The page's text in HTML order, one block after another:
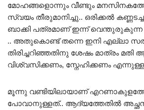
മോഹങ്ങളൊന്നും വീണ്ടും
സ്വയം തീരുമാനിച്ചു.. ഒരിക്കൽ
ബാക്കി പത്രമാണ് ഇന്ന് വെന്തുരുകുന്ന
.. അതുകൊണ്ട് തന്നെ ഇനി എല്ലാ
തിരിച്ചറിഞ്ഞതിനു ശേഷം മാത്രം മതി
വിശ്വസിക്കണം, സ്നേഹിക്കണം
മൂന്നു വണ്ടിയിലായാണ്
പോവാനുള്ളത്.. ആദ്യത്തേതിൽ